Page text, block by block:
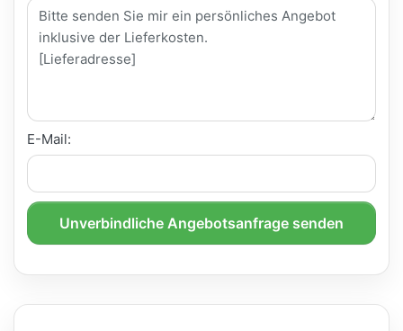
E-Mail:
Unverbindliche Angebotsanfrage senden